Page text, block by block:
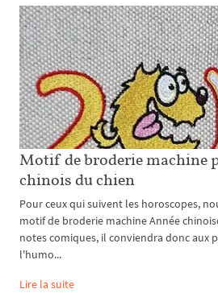
Motif de broderie machine
chinois du chien
Pour ceux qui suivent les horoscopes,
motif de broderie machine Année
notes comiques, il conviendra donc aux
l'humo...
Lire la suite